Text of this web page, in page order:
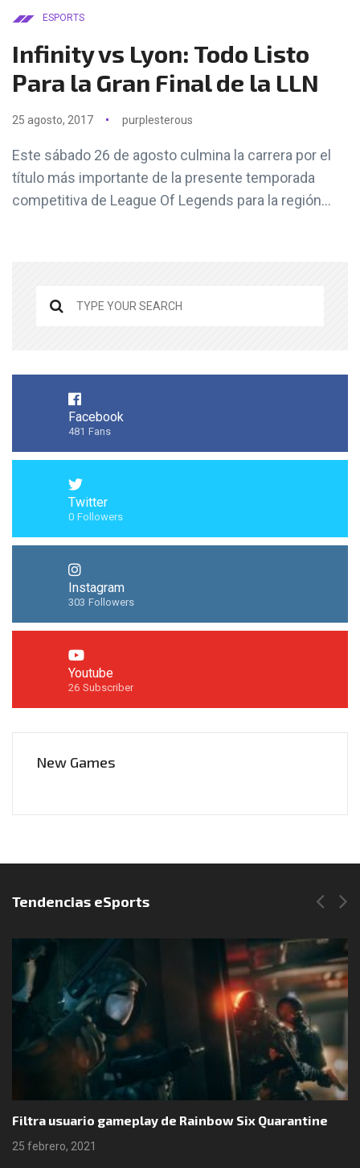
ESPORTS
Infinity vs Lyon: Todo Listo
Para la Gran Final de la LLN
25 agosto, 2017 purplesterous
Este sábado 26 de agosto culmina la carrera por el
título más importante de la presente temporada
competitiva de League Of Legends para la región...
Facebook
481 Fans
Twitter
0 Followers
Instagram
303 Followers
Youtube
26 Subscriber
New Games
Síguenos en Instagram
Tendencias eSports
Filtra usuario gameplay de Rainbow Six Quarantine
25 febrero, 2021